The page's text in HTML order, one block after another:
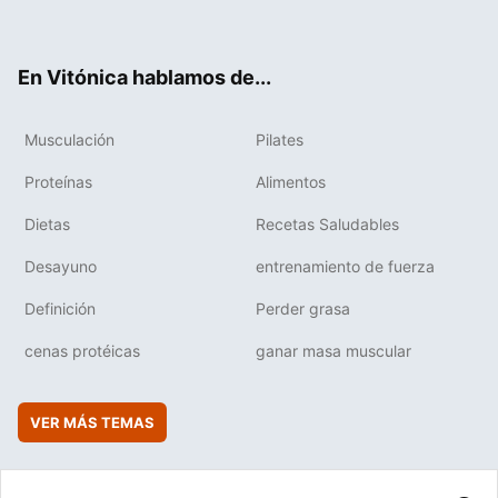
En Vitónica hablamos de...
Musculación Pilates
Proteínas Alimentos
Dietas Recetas Saludables
Desayuno entrenamiento de fuerza
Definición Perder grasa
cenas protéicas ganar masa muscular
VER MÁS TEMAS